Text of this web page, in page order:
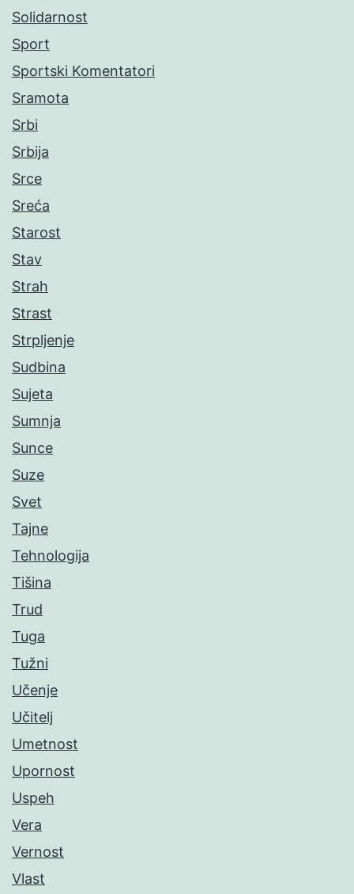
Solidarnost
Sport
Sportski Komentatori
Sramota
Srbi
Srbija
Srce
Sreća
Starost
Stav
Strah
Strast
Strpljenje
Sudbina
Sujeta
Sumnja
Sunce
Suze
Svet
Tajne
Tehnologija
Tišina
Trud
Tuga
Tužni
Učenje
Učitelj
Umetnost
Upornost
Uspeh
Vera
Vernost
Vlast